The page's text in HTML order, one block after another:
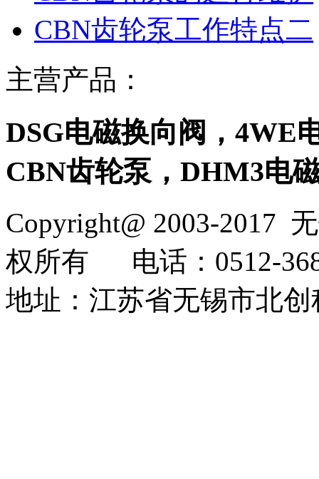
CBN齿轮泵工作特点二
主营产品：
DSG电磁换向阀，4WE
CBN齿轮泵，DHM3电
Copyright@ 2003-2017
权所有 电话：0512-
地址：江苏省无锡市北